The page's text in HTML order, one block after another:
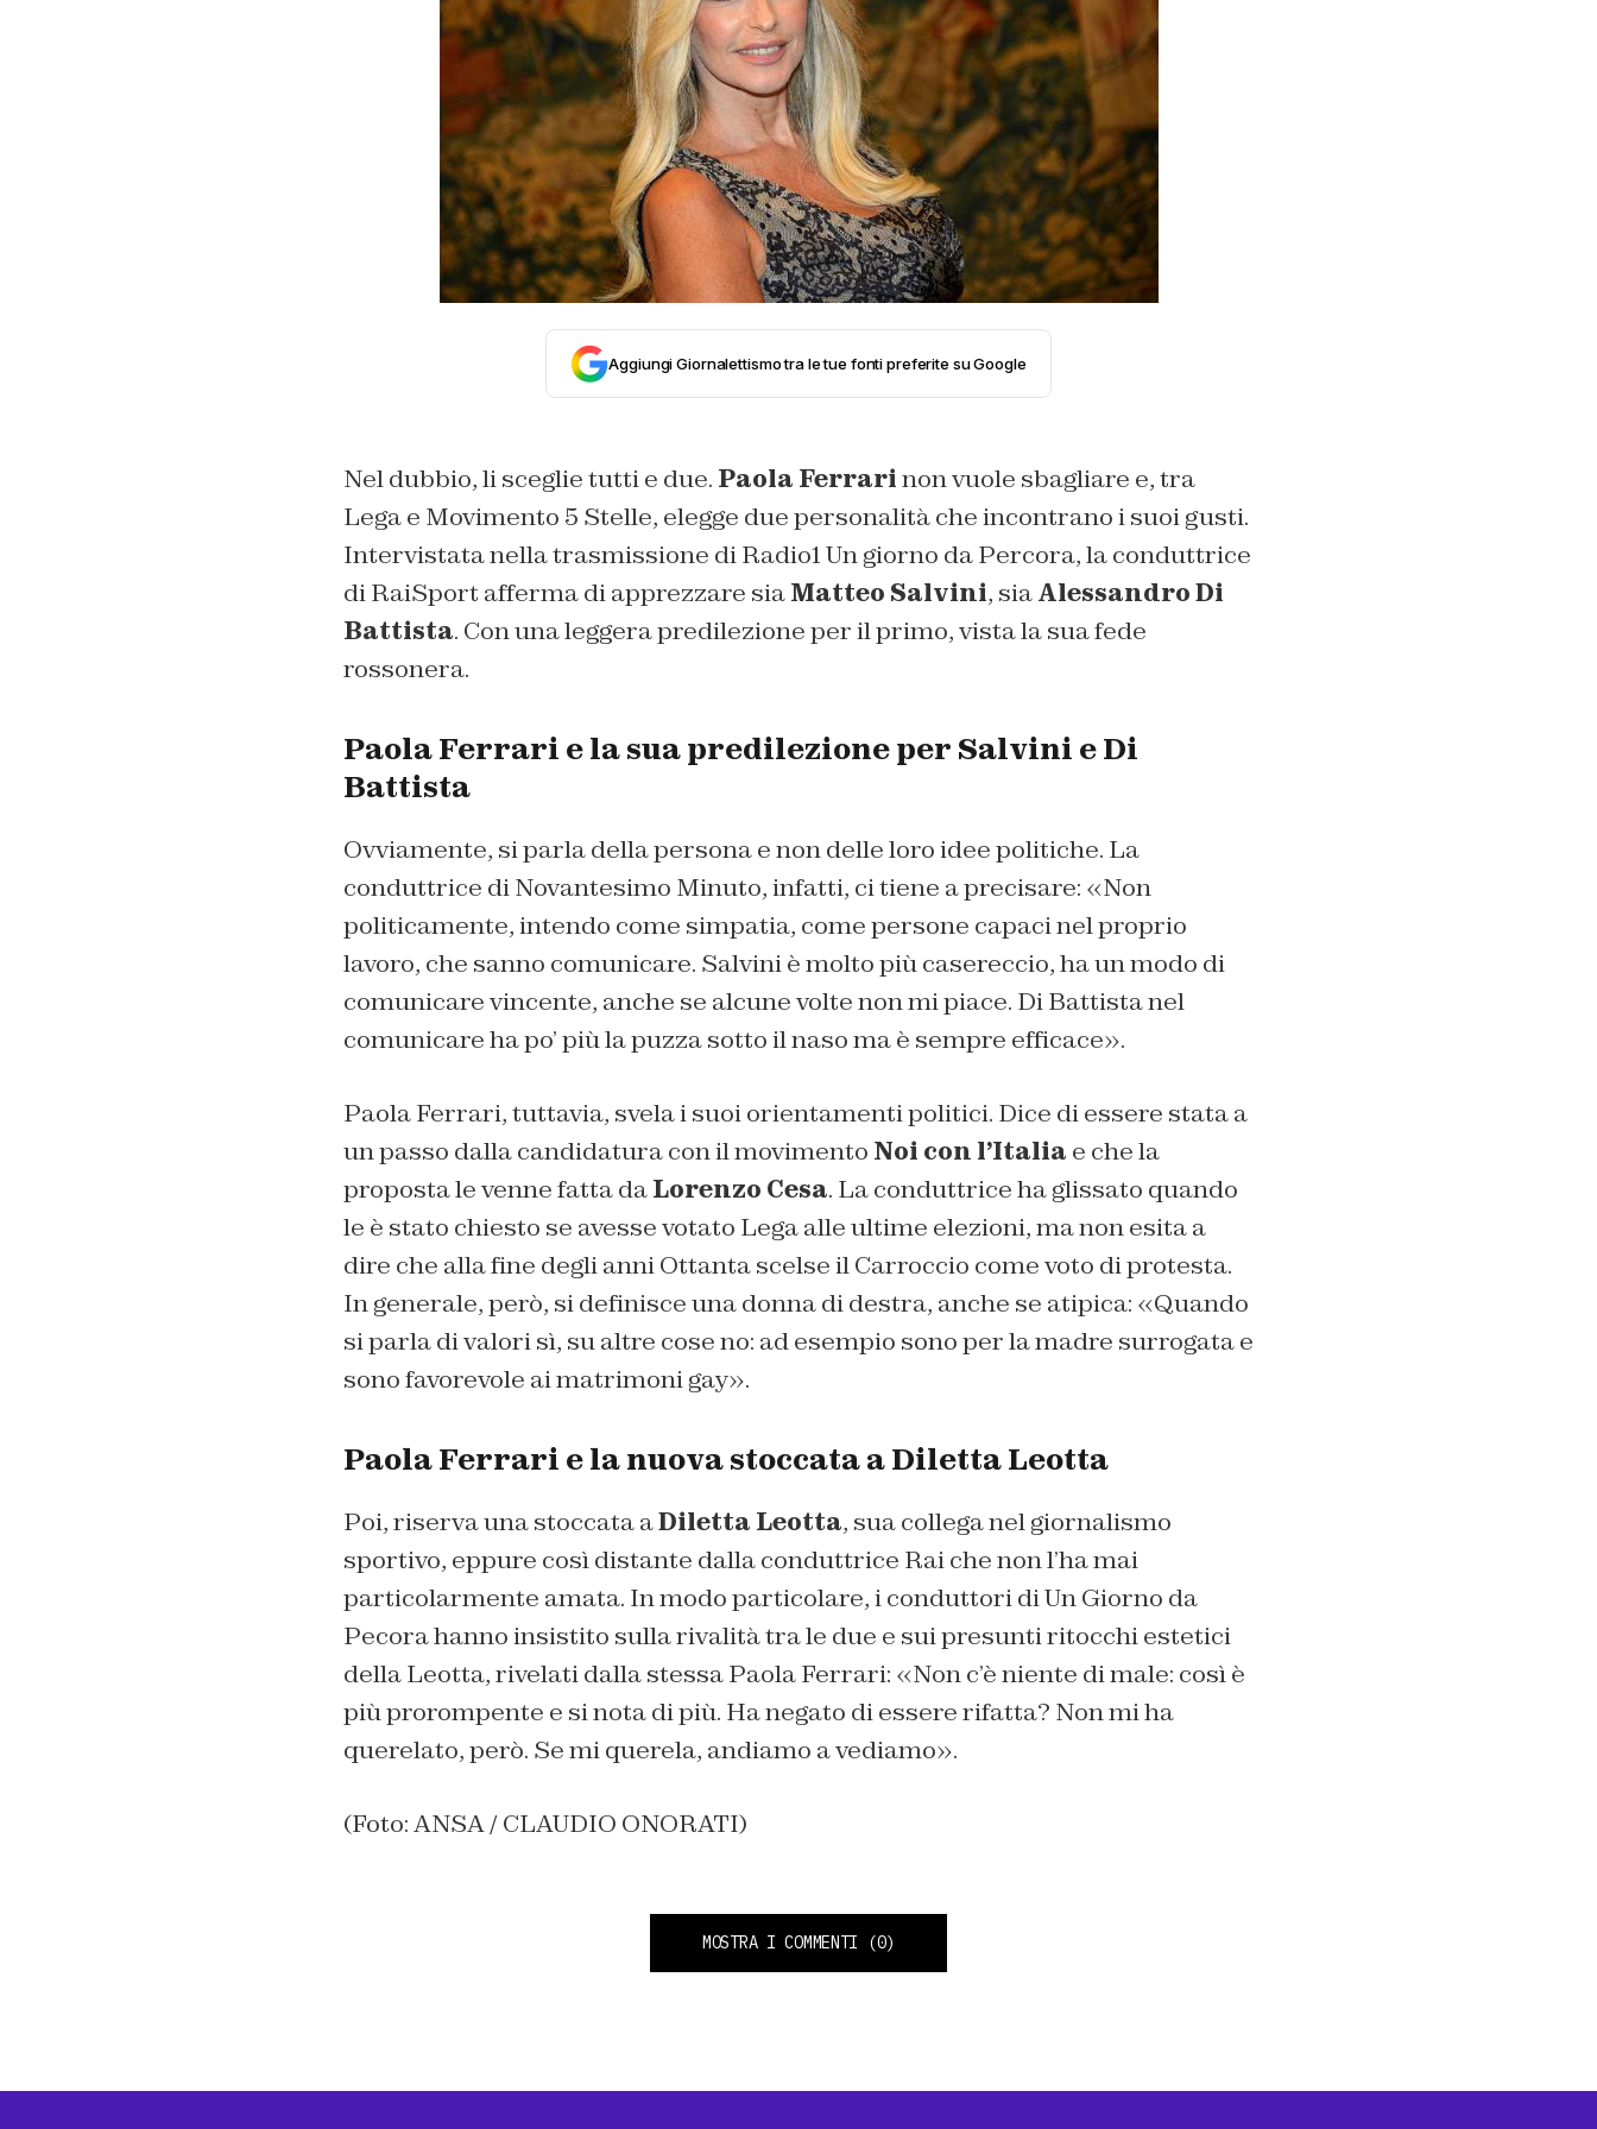
Aggiungi Giornalettismo tra le tue fonti preferite su Google
Nel dubbio, li sceglie tutti e due. Paola Ferrarinon vuole sbagliare e, tra
Lega e Movimento 5 Stelle, elegge due personalità che incontrano i suoi gusti.
Intervistata nella trasmissione di Radio1Un giorno da Percora, la conduttrice
di RaiSport afferma di apprezzare siaMatteo Salvini, siaAlessandro Di
Battista. Con una leggera predilezione per il primo, vista la sua fede
rossonera.
Paola Ferrari e la sua predilezione per Salvini e Di
Battista
Ovviamente, si parla della persona e non delle loro idee politiche. La
conduttrice di Novantesimo Minuto, infatti, ci tiene a precisare: «Non
politicamente, intendo come simpatia, come persone capaci nel proprio
lavoro, che sanno comunicare. Salvini è molto più casereccio, ha un modo di
comunicare vincente, anche se alcune volte non mi piace. Di Battista nel
comunicare ha po’ più la puzza sotto il naso ma è sempre efficace».
Paola Ferrari, tuttavia, svela i suoi orientamenti politici. Dice di essere stata a
un passo dalla candidatura con il movimento Noi con l’Italia e che la
proposta le venne fatta daLorenzo Cesa. La conduttrice ha glissato quando
le è stato chiesto se avesse votato Lega alle ultime elezioni, ma non esita a
dire che alla fine degli anni Ottanta scelse il Carroccio come voto di protesta.
In generale, però, si definisce una donna di destra, anche se atipica: «Quando
si parla di valori sì, su altre cose no: ad esempio sono per la madre surrogata e
sono favorevole ai matrimoni gay».
Paola Ferrari e la nuova stoccata a Diletta Leotta
Poi, riserva una stoccata aDiletta Leotta, sua collega nel giornalismo
sportivo, eppure così distante dalla conduttrice Rai che non l’ha mai
particolarmente amata. In modo particolare, i conduttori di Un Giorno da
Pecora hanno insistito sulla rivalità tra le due e sui presunti ritocchi estetici
della Leotta, rivelati dalla stessa Paola Ferrari: «Non c’è niente di male: così è
più prorompente e si nota di più. Ha negato di essere rifatta? Non mi ha
querelato, però. Se mi querela, andiamo a vediamo».
(Foto: ANSA / CLAUDIO ONORATI)
MOSTRA I COMMENTI (0)